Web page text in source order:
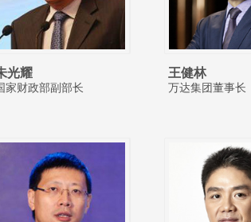
光耀
家财政部副部长
王健林
万达集团董事长